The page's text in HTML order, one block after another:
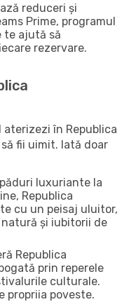
reduceri și
Prime, programul
te ajută să
rezervare.
în Republica
fii uimit. Iată doar
luxuriante la
Republica
cu un peisaj uluitor,
și iubitorii de
Republica
prin reperele
culturale.
propriia poveste.